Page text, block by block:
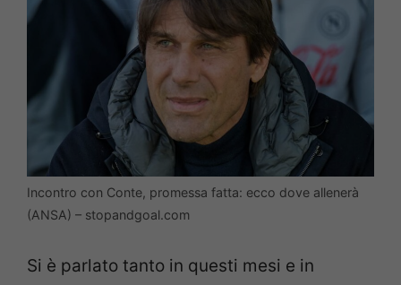
Incontro con Conte, promessa fatta: ecco dove allenerà
(ANSA) – stopandgoal.com
Si è parlato tanto in questi mesi e in